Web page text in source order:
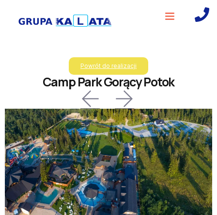
Powrót do realizacji
Camp Park Gorący Potok